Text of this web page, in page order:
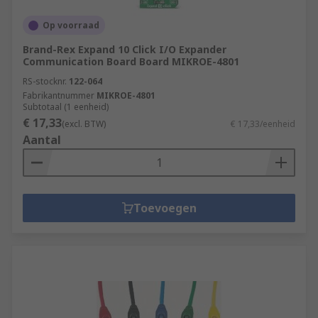
Op voorraad
Brand-Rex Expand 10 Click I/O Expander
Communication Board Board MIKROE-4801
RS-stocknr. 122-064
Fabrikantnummer MIKROE-4801
Subtotaal (1 eenheid)
€ 17,33(excl. BTW) € 17,33/eenheid
Aantal
Toevoegen